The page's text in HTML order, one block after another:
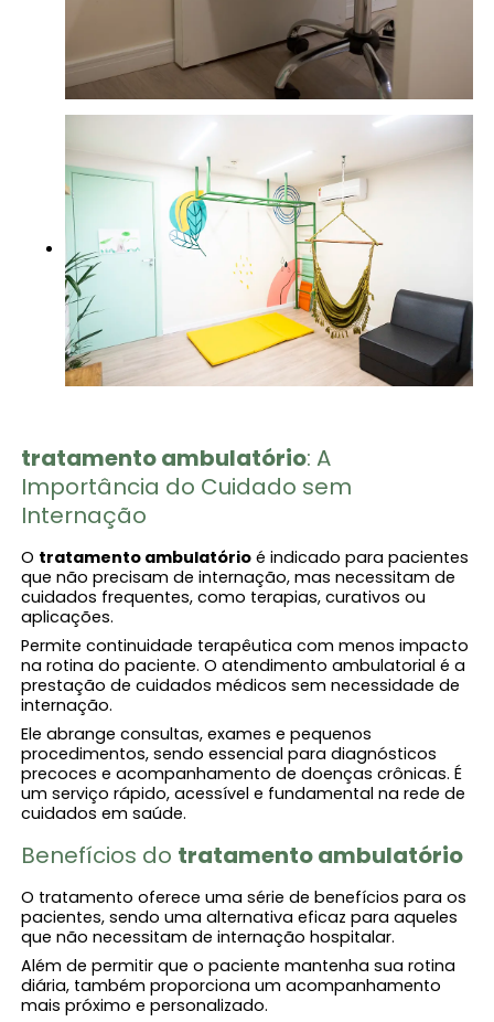
tratamento ambulatório​: A
Importância do Cuidado sem
Internação
O tratamento ambulatório​ é indicado para pacientes
que não precisam de internação, mas necessitam de
cuidados frequentes, como terapias, curativos ou
aplicações.
Permite continuidade terapêutica com menos impacto
na rotina do paciente. O atendimento ambulatorial é a
prestação de cuidados médicos sem necessidade de
internação.
Ele abrange consultas, exames e pequenos
procedimentos, sendo essencial para diagnósticos
precoces e acompanhamento de doenças crônicas. É
um serviço rápido, acessível e fundamental na rede de
cuidados em saúde.
Benefícios do tratamento ambulatório​
O tratamento oferece uma série de benefícios para os
pacientes, sendo uma alternativa eficaz para aqueles
que não necessitam de internação hospitalar.
Além de permitir que o paciente mantenha sua rotina
diária, também proporciona um acompanhamento
mais próximo e personalizado.